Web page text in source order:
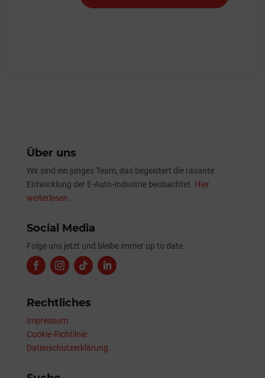
Über uns
Wir sind ein junges Team, das begeistert die rasante
Entwicklung der E-Auto-Industrie beobachtet. Hier
weiterlesen.
Social Media
Folge uns jetzt und bleibe immer up to date.
Rechtliches
Impressum
Cookie-Richtlinie
Datenschutzerklärung